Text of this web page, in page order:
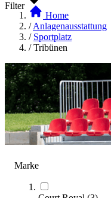
Filter
Marke
Home
/ Anlagenausstattung
/ Sportplatz
/ Tribünen